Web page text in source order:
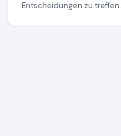
Entscheidungen zu treffen.